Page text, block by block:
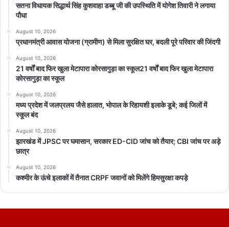
सतना विधायक सिद्धार्थ सिंह कुशवाहा डब्बू जी की उपस्थिति में योगेश तिवारी ने लगाया
पौधा
August 10, 2026
प्रधानमंत्री आवास योजना (ग्रामीण) से मिला सुरक्षित घर, बदली पूरे परिवार की जिंदगी
August 10, 2026
21 वर्षों बाद फिर खुला मेटापारा कोरसागुड़ा का स्कूल21 वर्षों बाद फिर खुला मेटापारा
कोरसागुड़ा का स्कूल
August 10, 2026
मध्य प्रदेश में जलप्रलय जैसे हालात, भोपाल के रिहायशी इलाके डूबे; कई जिलों में
स्कूल बंद
August 10, 2026
झारखंड में JPSC पर घमासान, सरकार ED-CID जांच को तैयार; CBI जांच पर अड़े
छात्र
August 10, 2026
कश्मीर के ऊंचे इलाकों में तैनात CRPF जवानों को मिलेंगे हिमसुरक्षा कपड़े